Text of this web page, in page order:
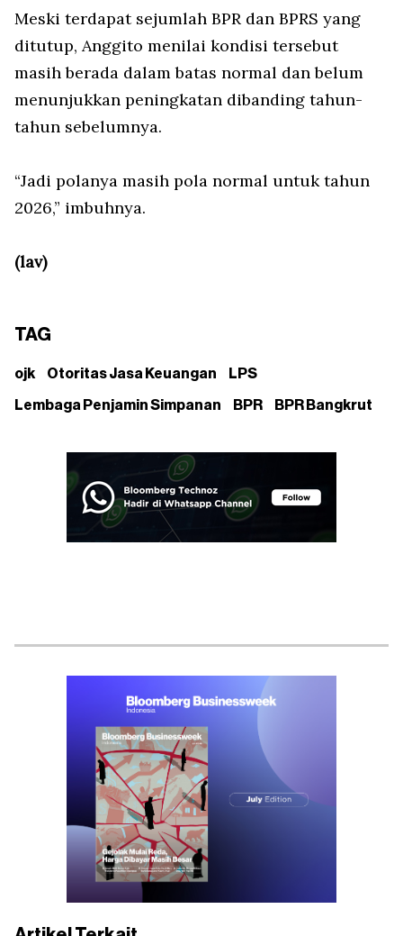
Meski terdapat sejumlah BPR dan BPRS yang
ditutup, Anggito menilai kondisi tersebut
masih berada dalam batas normal dan belum
menunjukkan peningkatan dibanding tahun-
tahun sebelumnya.
“Jadi polanya masih pola normal untuk tahun
2026,” imbuhnya.
(lav)
TAG
ojk Otoritas Jasa Keuangan LPS
Lembaga Penjamin Simpanan BPR BPR Bangkrut